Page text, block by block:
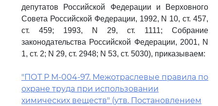
депутатов Российской Федерации и Верховного
Совета Российской Федерации, 1992, N 10, ст. 457,
ст. 459; 1993, N 29, ст. 1111; Собрание
законодательства Российской Федерации, 2001, N
1, ст. 2; N 29, ст. 2948; N 53, ст. 5030), приказываем:
"ПОТ Р М-004-97. Межотраслевые правила по
охране труда при использовании
химических веществ" (утв. Постановлением